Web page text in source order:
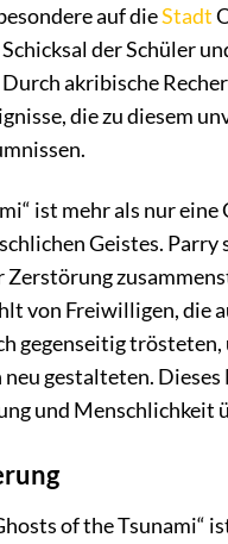
auf dieStadt
der Schüler
akribische
die zu diesem
ist mehr als nur
Geistes.
von Freiwilligen, die
gegenseitig
gestalteten. Dieses
und Menschlichkeit
of the